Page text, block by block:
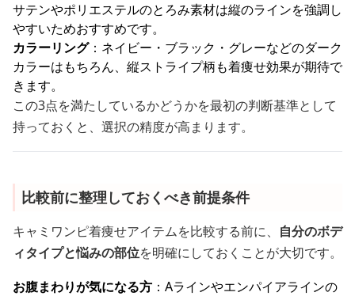
サテンやポリエステルのとろみ素材は縦のラインを強調し
やすいためおすすめです。
カラーリング：ネイビー・ブラック・グレーなどのダーク
カラーはもちろん、縦ストライプ柄も着痩せ効果が期待で
きます。
この3点を満たしているかどうかを最初の判断基準として
持っておくと、選択の精度が高まります。
比較前に整理しておくべき前提条件
キャミワンピ着痩せアイテムを比較する前に、 自分のボデ
ィタイプと悩みの部位を明確にしておくことが大切です。
お腹まわりが気になる方 ：Aラインやエンパイアラインの